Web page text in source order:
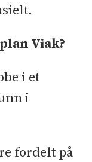
Viak?
i et
i
fordelt på